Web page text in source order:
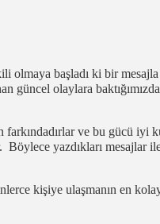
olmaya başladı ki bir
güncel olaylara
farkındadırlar ve bu gücü iyi
Böylece yazdıkları mesajlar
kişiye ulaşmanın en